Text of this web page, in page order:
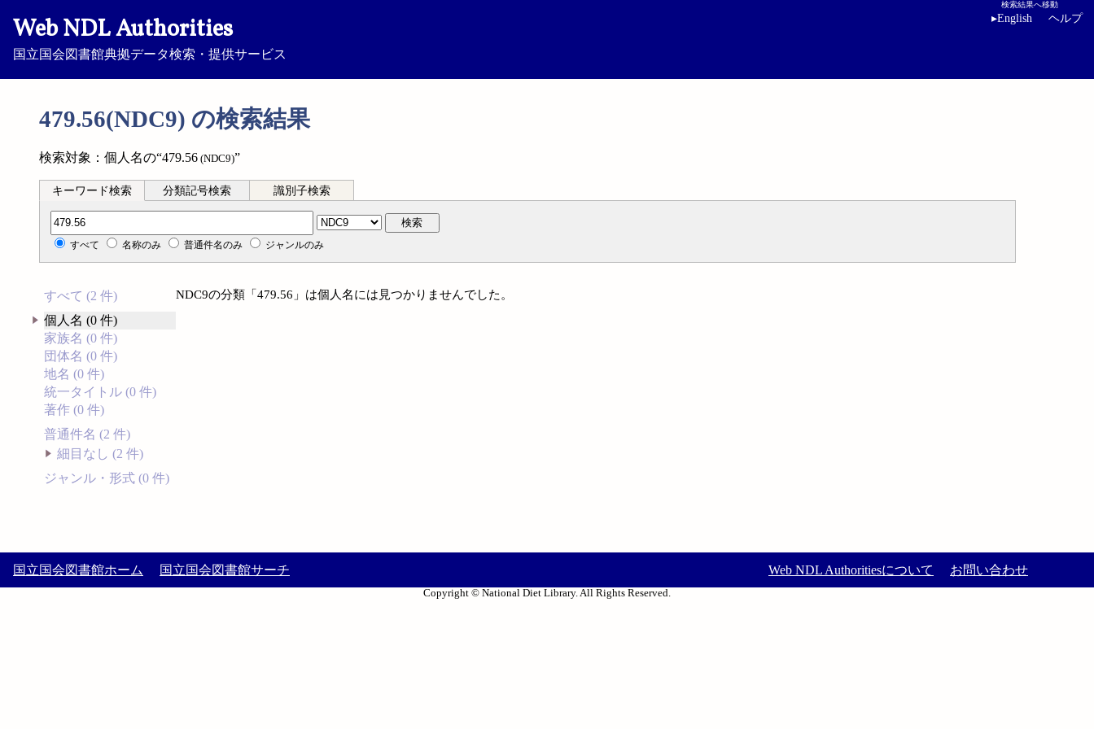
Web NDL Authorities
国立国会図書館典拠データ検索・提供サービス
検索結果へ移動
▸English ヘルプ
479.56(NDC9) の検索結果
検索対象：個人名の“479.56 (NDC9)”
キーワード検索 分類記号検索 識別子検索
分類記号検索 検索
すべて 名称のみ 普通件名のみ ジャンルのみ
すべて (2 件)
個人名 (0 件)
家族名 (0 件)
団体名 (0 件)
地名 (0 件)
統一タイトル (0 件)
著作 (0 件)
普通件名 (2 件)
細目なし (2 件)
ジャンル・形式 (0 件)
NDC9の分類「479.56」は個人名には見つかりませんでした。
国立国会図書館ホーム 国立国会図書館サーチ Web NDL Authoritiesについて お問い合わせ
Copyright © National Diet Library. All Rights Reserved.